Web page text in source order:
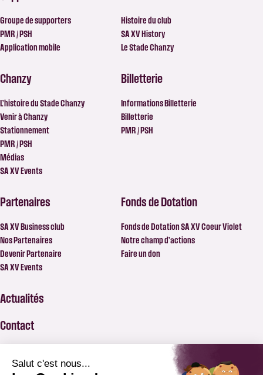
Groupe de supporters
PMR / PSH
Application mobile
Histoire du club
SA XV History
Le Stade Chanzy
Chanzy
L’histoire du Stade Chanzy
Venir à Chanzy
Stationnement
PMR / PSH
Médias
SA XV Events
Billetterie
Informations Billetterie
Billetterie
PMR / PSH
Partenaires
SA XV Business club
Nos Partenaires
Devenir Partenaire
SA XV Events
Fonds de Dotation
Fonds de Dotation SA XV Coeur Violet
Notre champ d’actions
Faire un don
Actualités
Contact